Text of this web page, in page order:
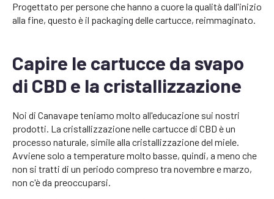
Progettato per persone che hanno a cuore la qualità dall'inizio
alla fine, questo è il packaging delle cartucce, reimmaginato.
Capire le cartucce da svapo
di CBD e la cristallizzazione
Noi di Canavape teniamo molto all'educazione sui nostri
prodotti. La cristallizzazione nelle cartucce di CBD è un
processo naturale, simile alla cristallizzazione del miele.
Avviene solo a temperature molto basse, quindi, a meno che
non si tratti di un periodo compreso tra novembre e marzo,
non c'è da preoccuparsi.